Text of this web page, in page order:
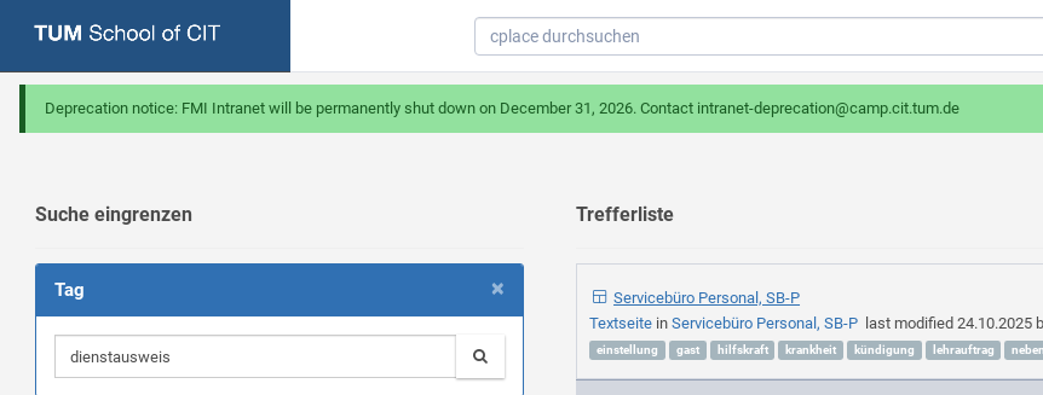
Deprecation notice: FMI Intranet will be permanently shut down on December 31, 2026. Contact intranet-deprecation@camp.cit.tum.de
Suche eingrenzen
×
Tag
Trefferliste
Servicebüro Personal, SB-P
Textseite inServicebüro Personal, SB-P last modified24.10.2025
einstellung
gast hilfskraft krankheit kündigung lehrauftrag